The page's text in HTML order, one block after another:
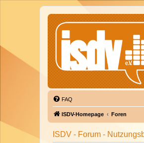
FAQ
ISDV-Homepage Foren
ISDV - Forum -